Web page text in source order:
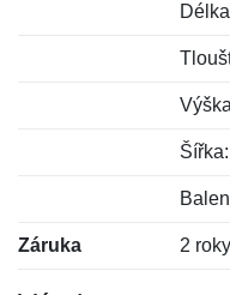
Záruka 2 roky